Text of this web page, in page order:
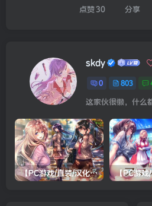
点赞30 分享
skdy
0 803
这家伙很懒，什么
【PC游戏/直装/汉化】甜蜜女友2(包含甜蜜女友2+)